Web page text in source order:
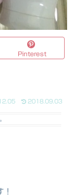
Pinterest
2018.09.03